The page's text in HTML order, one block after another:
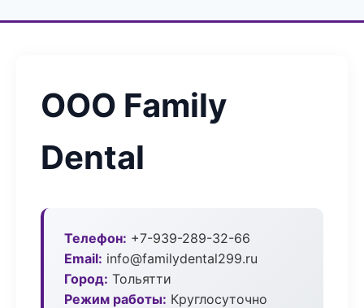
ООО Family
Dental
Телефон: +7-939-289-32-66
Email: info@familydental299.ru
Город: Тольятти
Режим работы: Круглосуточно